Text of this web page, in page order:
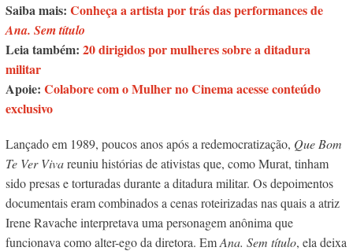
Saiba mais: Conheça a artista por trás das performances de
Ana. Sem título
Leia também: 20 dirigidos por mulheres sobre a ditadura
militar
Apoie: Colabore com o Mulher no Cinema acesse conteúdo
exclusivo
Lançado em 1989, poucos anos após a redemocratização, Que Bom
Te Ver Vivareuniu histórias de ativistas que, como Murat, tinham
sido presas e torturadas durante a ditadura militar. Os depoimentos
documentais eram combinados a cenas roteirizadas nas quais a atriz
Irene Ravache interpretava uma personagem anônima que
funcionava como alter-ego da diretora. EmAna. Sem título, ela deixa